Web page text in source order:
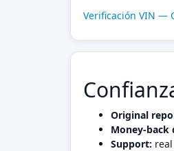
Verificación VIN —
Original
Money-back
Support: